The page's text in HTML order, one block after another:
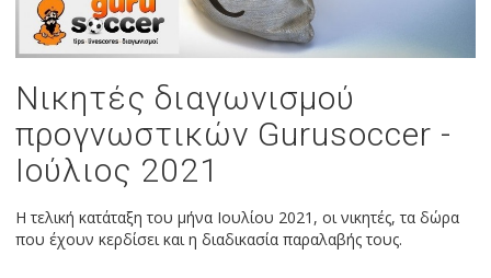
Νικητές διαγωνισμού
προγνωστικών Gurusoccer -
Ιούλιος 2021
Η τελική κατάταξη του μήνα Ιουλίου 2021, οι νικητές, τα δώρα
που έχουν κερδίσει και η διαδικασία παραλαβής τους.